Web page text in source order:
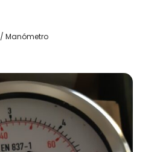
/ Manómetro